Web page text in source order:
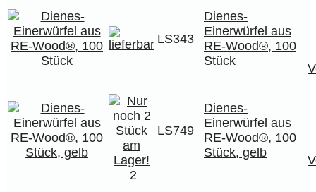
LS343
Dienes-
Einerwürfel aus
RE-Wood®, 100
Stück
2
LS749
Dienes-
Einerwürfel aus
RE-Wood®, 100
Stück, gelb